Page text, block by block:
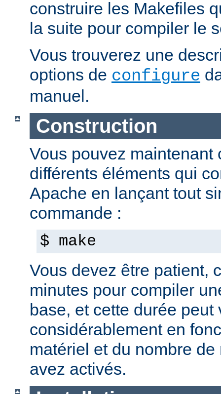
construire les Makefiles
la suite pour compiler le
Vous trouverez une
options de configure
manuel.
Construction
Vous pouvez maintenant
différents éléments qui
Apache en lançant tout
commande :
$ make
Vous devez être patient,
minutes pour compiler
base, et cette durée peut
considérablement en
matériel et du nombre
avez activés.